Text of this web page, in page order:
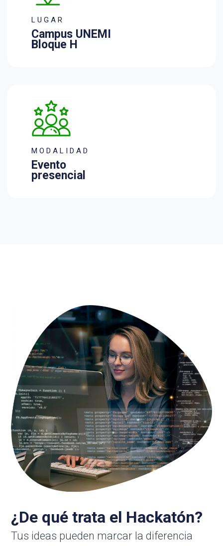
L U G A R
Campus UNEMI
Bloque H
M O D A L I D A D
Evento
presencial
¿De qué trata el Hackatón?
Tus ideas pueden marcar la diferencia